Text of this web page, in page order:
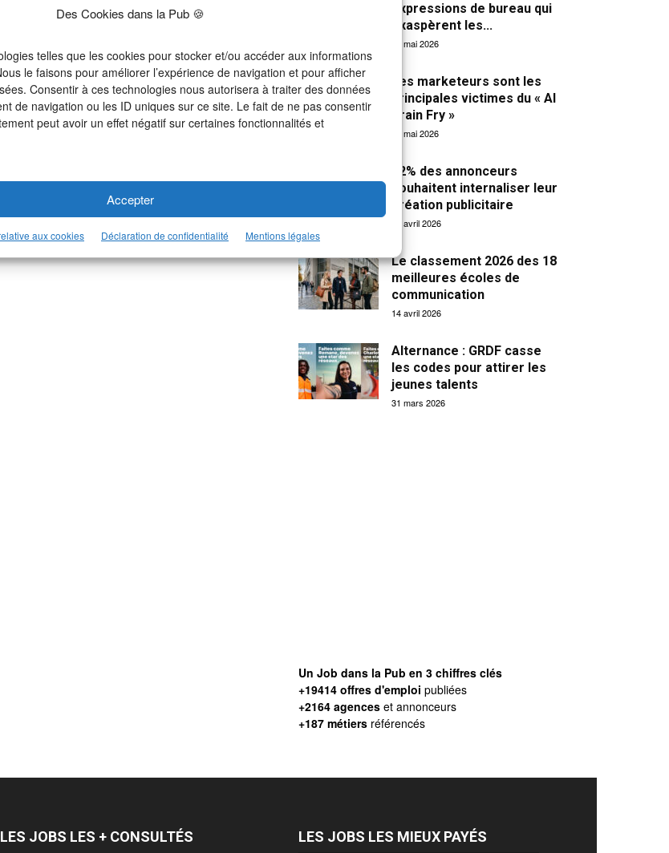
Des Cookies dans la Pub 🍪
telles que les cookies pour stocker et/ou accéder aux informations
le faisons pour améliorer l’expérience de navigation et pour afficher
Consentir à ces technologies nous autorisera à traiter des données
de navigation ou les ID uniques sur ce site. Le fait de ne pas consentir
peut avoir un effet négatif sur certaines fonctionnalités et
Accepter
aux cookies Déclaration de confidentialité Mentions légales
expressions de bureau qui
exaspèrent les...
27 mai 2026
Les marketeurs sont les
principales victimes du « AI
Brain Fry »
19 mai 2026
32% des annonceurs
souhaitent internaliser leur
création publicitaire
15 avril 2026
Le classement 2026 des 18
meilleures écoles de
communication
14 avril 2026
Alternance : GRDF casse
les codes pour attirer les
jeunes talents
31 mars 2026
Un Job dans la Pub en 3 chiffres clés
+19414 offres d'emploi publiées
+2164 agences et annonceurs
+187 métiers référencés
LES JOBS LES + CONSULTÉS LES JOBS LES MIEUX PAYÉS